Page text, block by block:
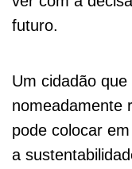
futuro.
Um cidadão que
nomeadamente
pode colocar
a